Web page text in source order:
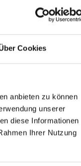
Cookies
anbieten zu können
unserer
diese Informationen
Ihrer Nutzung